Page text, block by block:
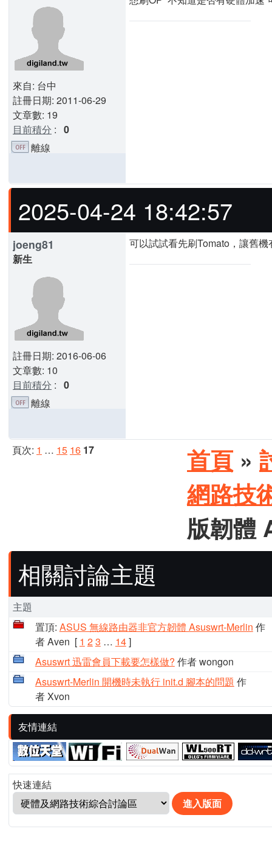
來自: 台中
註冊日期: 2011-06-29
文章數: 19
目前積分 : 0
離線
2025-04-24 18:42:57
joeng81
新生
註冊日期: 2016-06-06
文章數: 10
目前積分 : 0
可以試試看先刷Tomato，讓舊
離線
頁次: 1 … 15 16 17 首頁 »
網路技
版韌體
相關討論主題
主題
置頂: ASUS 無線路由器非官方韌體 Asuswrt-Merlin 作
者 Aven [ 1 23 … 14]
Asuswrt 迅雷會員下載要怎樣做? 作者 wongon
Asuswrt-Merlin 開機時未執行 init.d 腳本的問題 作
者 Xvon
友情連結
快速連結